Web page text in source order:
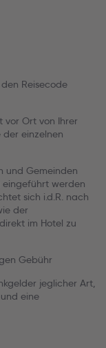
Reisecode
vor Ort von Ihrer
einzelnen
und Gemeinden
werden
sich i.d.R. nach
der
im Hotel zu
Gebühr
jeglicher Art,
eine